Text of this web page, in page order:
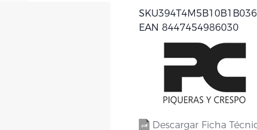
SKU
EAN 8447454986030
Descargar Ficha